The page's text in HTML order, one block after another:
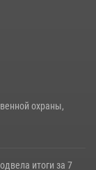
охраны,
итоги за 7